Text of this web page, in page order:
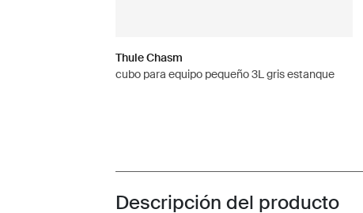
Thule Chasm
cubo para equipo pequeño 3L gris estanque
Toggle overview
Descripción del producto